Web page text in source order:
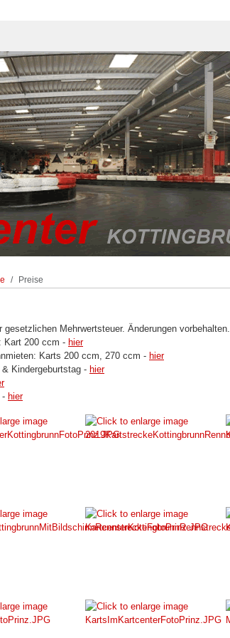
Preise
Mehrwertsteuer. Änderungen vorbehalten.
Kart 200 ccm - hier
Karts 200 ccm, 270 ccm - hier
& Kindergeburtstag - hier
- hier